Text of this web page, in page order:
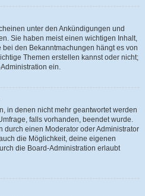
unter den Ankündigungen und
Sie haben meist einen wichtigen Inhalt,
den Bekanntmachungen hängt es von
Themen erstellen kannst oder nicht;
ein.
in denen nicht mehr geantwortet werden
falls vorhanden, beendet wurde.
durch einen Moderator oder Administrator
die Möglichkeit, deine eigenen
die Board-Administration erlaubt